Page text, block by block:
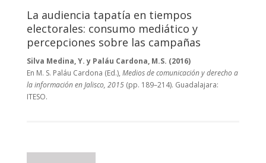
La audiencia tapatía en tiempos
electorales: consumo mediático y
percepciones sobre las campañas
Silva Medina, Y. y Paláu Cardona, M.S. (2016)
En M. S. Paláu Cardona (Ed.), Medios de comunicación y derecho a
la información en Jalisco, 2015(pp. 189–214). Guadalajara:
ITESO.